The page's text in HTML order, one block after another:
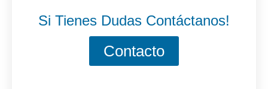
Si Tienes Dudas Contáctanos!
Contacto